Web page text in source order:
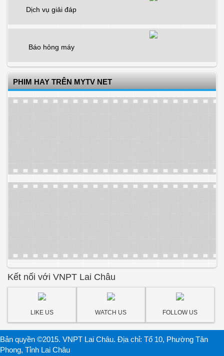
Dịch vụ giải đáp
Báo hỏng máy
PHIM HAY TRÊN MYTV NET
Kết nối với VNPT Lai Châu
LIKE US WATCH US FOLLOW US
Bản quyền ©2015. VNPT Lai Châu. Địa chỉ: Tổ 10, Phường Tân
Phong, Tỉnh Lai Châu